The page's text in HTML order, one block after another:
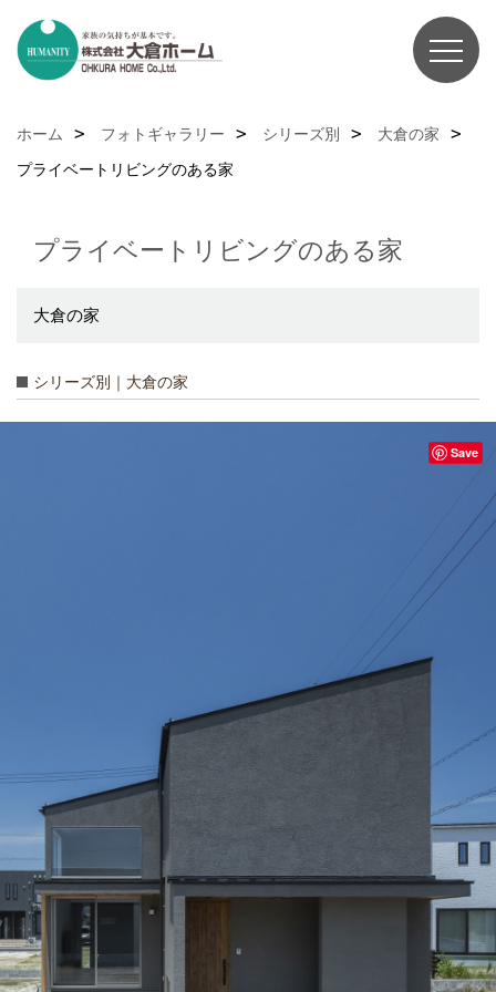
ホーム フォトギャラリー シリーズ別
大倉の家
プライベートリビングのある家
プライベートリビングのある家
大倉の家
シリーズ別｜大倉の家
Save